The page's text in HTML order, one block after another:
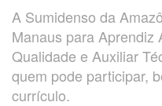
A Sumidenso da
Manaus para Aprendiz
Qualidade e Auxiliar
quem pode participar,
currículo.